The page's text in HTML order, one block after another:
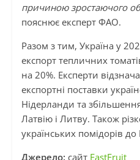
причиною зростаючого
пояснює експерт ФАО.
Разом з тим, Україна у
експорт тепличних
на 20%. Експерти
експортні поставки
Нідерланди та
Латвію і Литву. Також
українських помідорів
Джерело: сайт EastFruit